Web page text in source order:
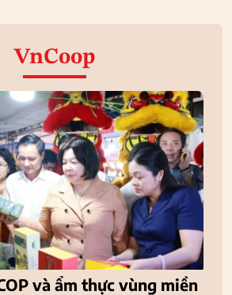
VnCoop
và ẩm thực vùng miền